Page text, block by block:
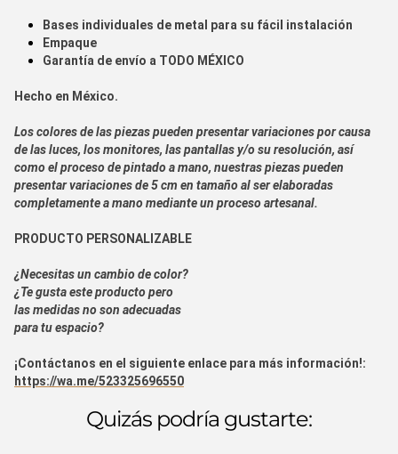
Bases individuales de metal para su fácil instalación
Empaque
Garantía de envío a TODO MÉXICO
Hecho en México.
Los colores de las piezas pueden presentar variaciones por causa
de las luces, los monitores, las pantallas y/o su resolución, así
como el proceso de pintado a mano, nuestras piezas pueden
presentar variaciones de 5 cm en tamaño al ser elaboradas
completamente a mano mediante un proceso artesanal.
PRODUCTO PERSONALIZABLE
¿Necesitas un cambio de color?
¿Te gusta este producto pero
las medidas no son adecuadas
para tu espacio?
¡Contáctanos en el siguiente enlace para más información!:
https://wa.me/523325696550
Quizás podría gustarte: